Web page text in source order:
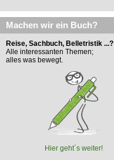
Machen wir ein Buch?
Reise, Sachbuch, Belletristik ...?
Alle interessanten Themen;
alles was bewegt.
Hier geht´s weiter!